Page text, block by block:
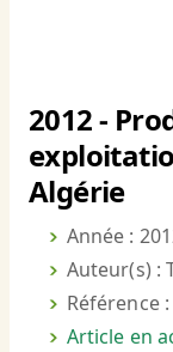
2012 -
Algérie
Année :
Auteur(s) :
Référence :
Article en